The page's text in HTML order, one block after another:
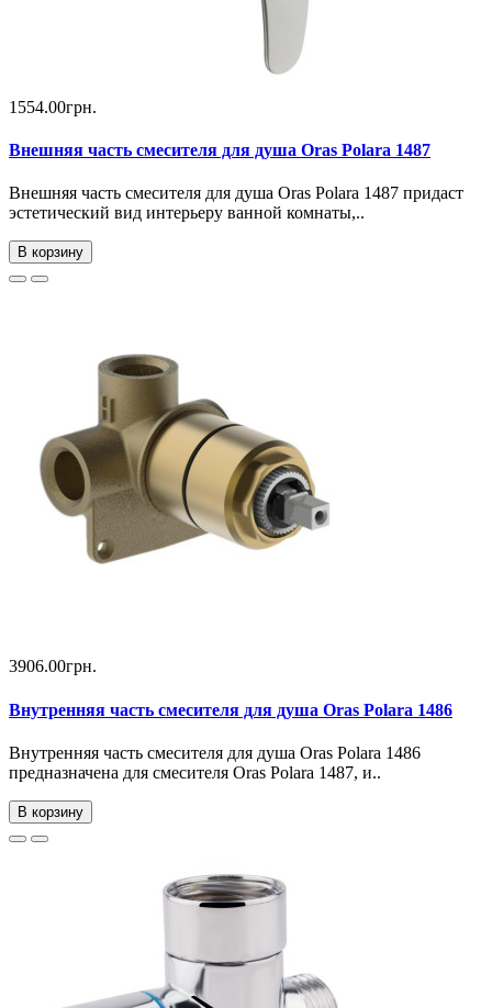
1554.00грн.
Внешняя часть смесителя для душа Oras Polara 1487
Внешняя часть смесителя для душа Oras Polara 1487 придаст
эстетический вид интерьеру ванной комнаты,..
В корзину
3906.00грн.
Внутренняя часть смесителя для душа Oras Polara 1486
Внутренняя часть смесителя для душа Oras Polara 1486
предназначена для смесителя Oras Polara 1487, и..
В корзину